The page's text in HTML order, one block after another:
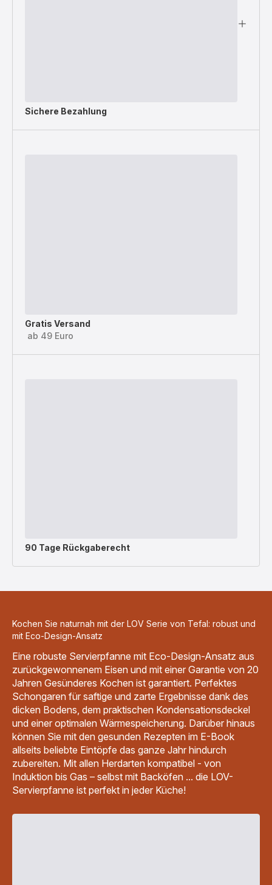
Sichere Bezahlung
Gratis Versand
ab 49 Euro
90 Tage Rückgaberecht
Kochen Sie naturnah mit der LOV Serie von Tefal: robust und
mit Eco-Design-Ansatz
Eine robuste Servierpfanne mit Eco-Design-Ansatz aus
zurückgewonnenem Eisen und mit einer Garantie von 20
Jahren Gesünderes Kochen ist garantiert. Perfektes
Schongaren für saftige und zarte Ergebnisse dank des
dicken Bodens, dem praktischen Kondensationsdeckel
und einer optimalen Wärmespeicherung. Darüber hinaus
können Sie mit den gesunden Rezepten im E-Book
allseits beliebte Eintöpfe das ganze Jahr hindurch
zubereiten. Mit allen Herdarten kompatibel - von
Induktion bis Gas – selbst mit Backöfen ... die LOV-
Servierpfanne ist perfekt in jeder Küche!